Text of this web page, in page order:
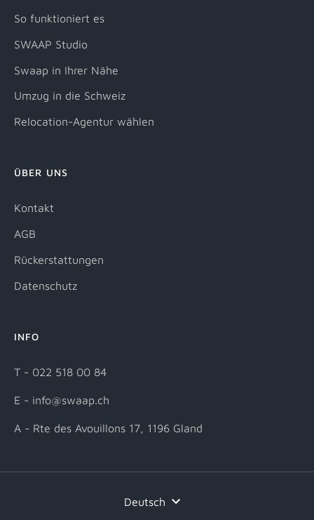
So funktioniert es
SWAAP Studio
Swaap in Ihrer Nähe
Umzug in die Schweiz
Relocation-Agentur wählen
ÜBER UNS
Kontakt
AGB
Rückerstattungen
Datenschutz
INFO
T - 022 518 00 84
E - info@swaap.ch
A - Rte des Avouillons 17, 1196 Gland
Deutsch